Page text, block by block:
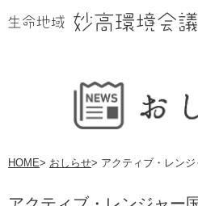
HOME> おしらせ> アクティブ・レン